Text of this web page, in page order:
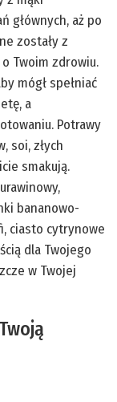
głównych, aż po
zostały z
Twoim zdrowiu.
mógł spełniać
a
Potrawy
soi, złych
smakują.
bananowo-
ciasto cytrynowe
dla Twojego
w Twojej